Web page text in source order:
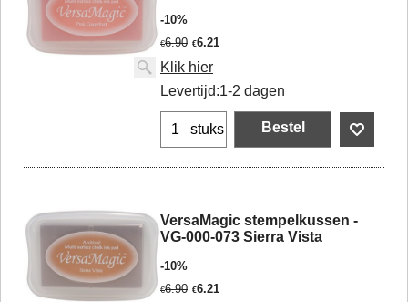
-10%
€6.90 €6.21
Klik hier
Levertijd:1-2 dagen
stuks Bestel
VersaMagic stempelkussen -
VG-000-073 Sierra Vista
-10%
€6.90 €6.21